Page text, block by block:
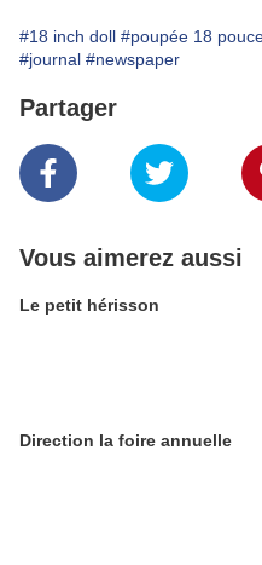
#18 inch doll #poupée 18
#journal #newspaper
Partager
Vous aimerez aussi
Le petit hérisson
Direction la foire annuelle